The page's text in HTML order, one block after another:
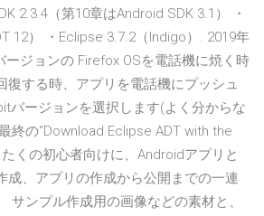
2.3.4（第10章はAndroid SDK 3.1） ・
12） ・Eclipse 3.7.2（Indigo）. 2019年
ージョンの Firefox OSを電話機に焼く時
復する時、アプリを電話機にプッシュ
バージョンを選択します(よく分からな
終の"Download Eclipse ADT with the
くの初心者向けに、Androidアプリと
成、アプリの作成から公開までの一連
サンプル作成用の画像などの素材と、